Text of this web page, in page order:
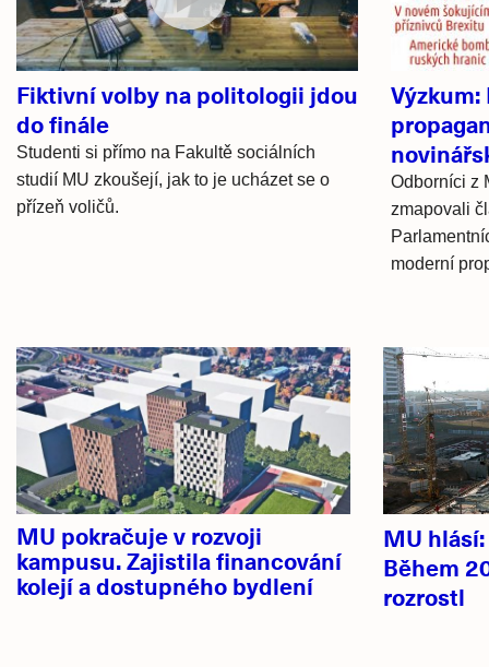
Fiktivní volby na politologii jdou
do finále
Studenti si přímo na Fakultě sociálních
studií MU zkoušejí, jak to je ucházet se o
přízeň voličů.
Výzkum:
Odborníci z
zmapovali
moderní
Hlavní
novinky
MU pokračuje v rozvoji
kampusu. Zajistila financování
kolejí a dostupného bydlení
MU
Během
rozrostl